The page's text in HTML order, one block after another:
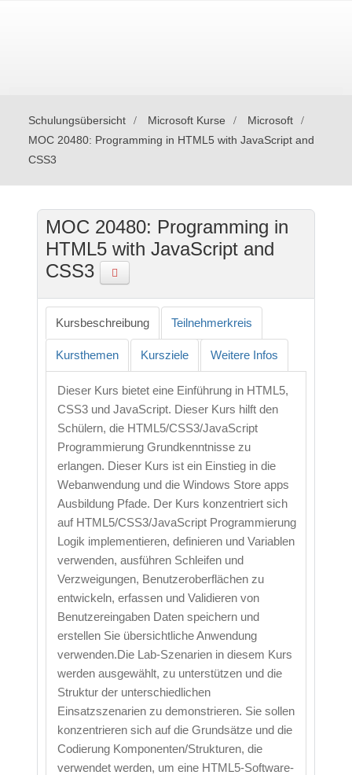
Schulungsübersicht Microsoft Kurse
Microsoft
MOC 20480: Programming in HTML5 with JavaScript and
CSS3
MOC 20480: Programming in
HTML5 with JavaScript and
CSS3
Kursbeschreibung Teilnehmerkreis
Kursthemen Kursziele Weitere Infos
Dieser Kurs bietet eine Einführung in HTML5,
CSS3 und JavaScript. Dieser Kurs hilft den
Schülern, die HTML5/CSS3/JavaScript
Programmierung Grundkenntnisse zu
erlangen. Dieser Kurs ist ein Einstieg in die
Webanwendung und die Windows Store apps
Ausbildung Pfade. Der Kurs konzentriert sich
auf HTML5/CSS3/JavaScript Programmierung
Logik implementieren, definieren und Variablen
verwenden, ausführen Schleifen und
Verzweigungen, Benutzeroberflächen zu
entwickeln, erfassen und Validieren von
Benutzereingaben Daten speichern und
erstellen Sie übersichtliche Anwendung
verwenden.Die Lab-Szenarien in diesem Kurs
werden ausgewählt, zu unterstützen und die
Struktur der unterschiedlichen
Einsatzszenarien zu demonstrieren. Sie sollen
konzentrieren sich auf die Grundsätze und die
Codierung Komponenten/Strukturen, die
verwendet werden, um eine HTML5-Software-